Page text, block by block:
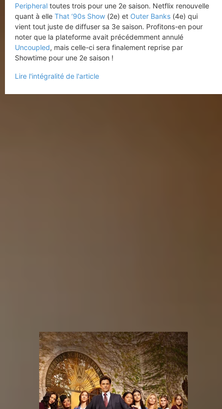
Peripheral toutes trois pour une 2e saison. Netflix renouvelle
quant à elle That ‘90s Show (2e) et Outer Banks (4e) qui
vient tout juste de diffuser sa 3e saison. Profitons-en pour
noter que la plateforme avait précédemment annulé
Uncoupled, mais celle-ci sera finalement reprise par
Showtime pour une 2e saison !
Lire l'intégralité de l'article